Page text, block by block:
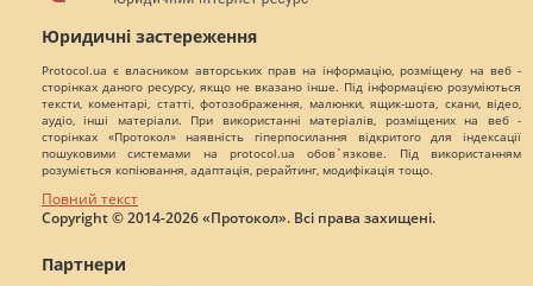
Юридичні застереження
Protocol.ua є власником авторських прав на інформацію, розміщену на веб -
сторінках даного ресурсу, якщо не вказано інше. Під інформацією розуміються
тексти, коментарі, статті, фотозображення, малюнки, ящик-шота, скани, відео,
аудіо, інші матеріали. При використанні матеріалів, розміщених на веб -
сторінках «Протокол» наявність гіперпосилання відкритого для індексації
пошуковими системами на protocol.ua обов`язкове. Під використанням
розуміється копіювання, адаптація, рерайтинг, модифікація тощо.
Повний текст
Copyright © 2014-2026 «Протокол». Всі права захищені.
Партнери